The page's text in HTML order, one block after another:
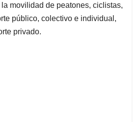
movilidad de peatones, ciclistas,
público, colectivo e individual,
privado.